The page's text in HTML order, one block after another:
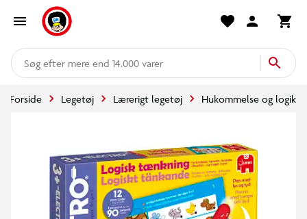
mere end 14.000 varer
Forside Legetøj Lærerigt legetøj Hukommelse og logik